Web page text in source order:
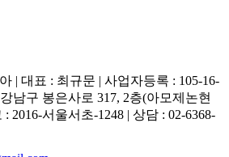
| 대표 : 최규문 | 사업자등록 : 105-16-
남구 봉은사로 317, 2층(아모제논현
2016-서울서초-1248 | 상담 : 02-6368-